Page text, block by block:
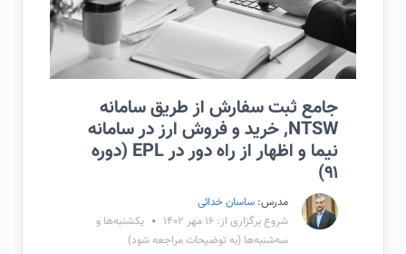
جامع ثبت سفارش از طریق سامانه
NTSW, خرید و فروش ارز در سامانه
نیما و اظهار از راه دور در EPL (دوره
۹۱)
مدرس: ساسان خدائی
شروع برگزاری از: ۱۶ مهر ۱۴۰۲
یکشنبه‌ها و
سه‌شنبه‌ها (به توضیحات مراجعه شود)